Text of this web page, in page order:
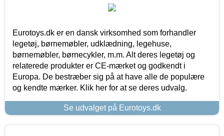
Eurotoys.dk er en dansk virksomhed som forhandler
legetøj, børnemøbler, udklædning, legehuse,
børnemøbler, børnecykler, m.m. Alt deres legetøj og
relaterede produkter er CE-mærket og godkendt i
Europa. De bestræber sig på at have alle de populære
og kendte mærker. Klik her for at se deres udvalg.
Se udvalget på Eurotoys.dk